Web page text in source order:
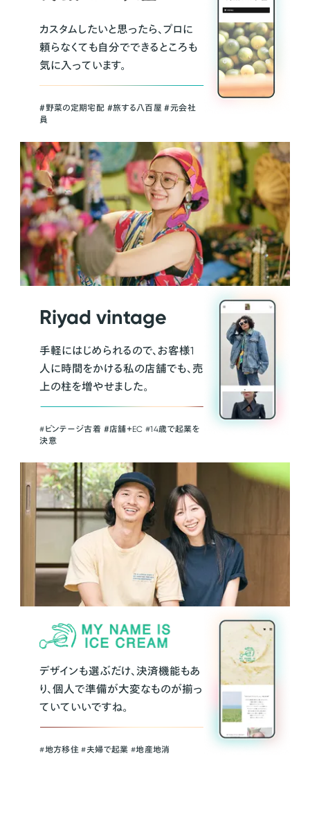
カスタムしたいと思ったら、プロに
頼らなくても自分でできるところも
気に入っています。
＃野菜の定期宅配 ＃旅する八百屋 ＃元会社
員
Riyad vintage
手軽にはじめられるので、お客様1
人に時間をかける私の店舗でも、売
上の柱を増やせました。
#ビンテージ古着 ＃店舗＋EC #14歳で起業を
決意
デザインも選ぶだけ、決済機能もあ
り、個人で準備が大変なものが揃っ
ていていいですね。
#地方移住 #夫婦で起業 #地産地消